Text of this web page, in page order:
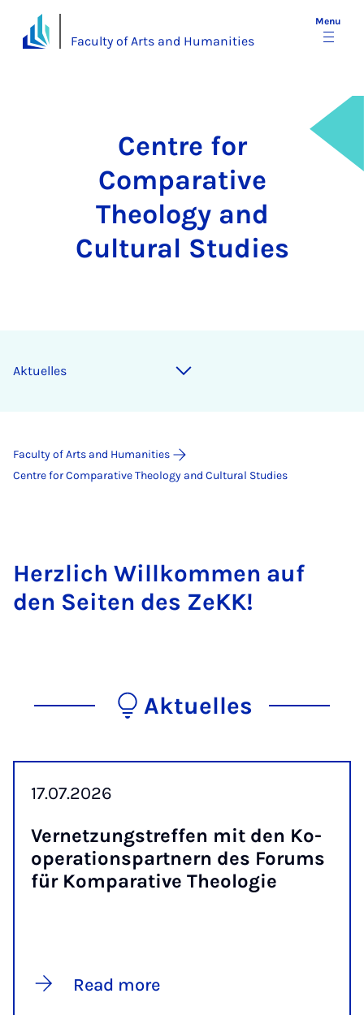
Faculty of Arts and Humanities
Menu
Centre for
Comparative
Theology and
Cultural Studies
Aktuelles
Faculty of Arts and Humanities
Centre for Comparative Theology and Cultural Studies
Herzlich Willkommen auf
den Seiten des ZeKK!
Aktuelles
17.07.2026
Vernet­zung­stref­fen mit den Ko­
op­er­a­tion­spart­nern des For­ums
für Kom­par­at­ive Theo­lo­gie
Read more